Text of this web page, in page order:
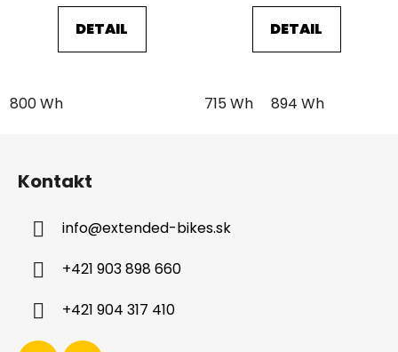
DETAIL
800 Wh
DETAIL
715 Wh 894 Wh
Kontakt
info@extended-bikes.sk
+421 903 898 660
+421 904 317 410